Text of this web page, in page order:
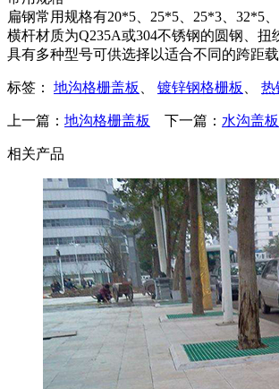
扁钢常用规格有20*5、25*5、25*3、32*5
横杆材质为Q235A或304不锈钢的圆钢、
具有多种型号可供选择以适合不同的跨距载
标签： 地沟格栅盖板 镀锌钢格栅板 热
上一篇： 地沟格栅盖板 下一篇： 水沟盖板
相关产品